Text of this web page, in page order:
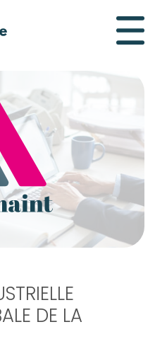
DE LA